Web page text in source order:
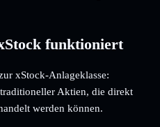
funktioniert
xStock-Anlageklasse:
Aktien, die direkt
werden können.